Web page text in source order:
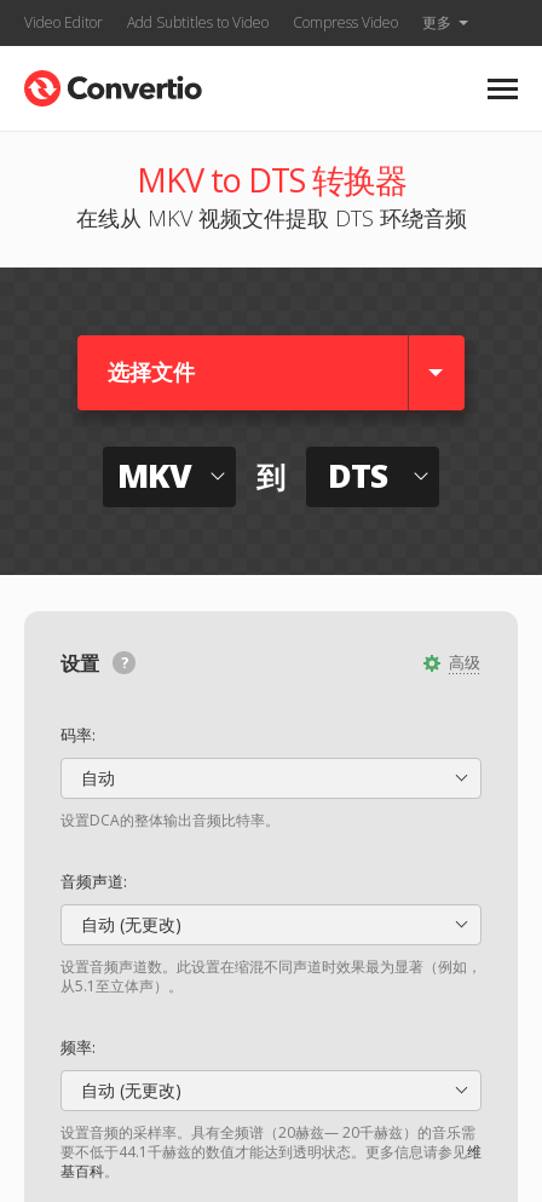
Video Editor Add Subtitles to Video Compress Video 更多
MKV to DTS 转换器
在线从 MKV 视频文件提取 DTS 环绕音频
选择文件
MKV 到 DTS
高级
设置
码率:
自动
设置DCA的整体输出音频比特率。
音频声道:
自动 (无更改)
设置音频声道数。此设置在缩混不同声道时效果最为显著（例如，
从5.1至立体声）。
频率:
自动 (无更改)
设置音频的采样率。具有全频谱（20赫兹— 20千赫兹）的音乐需
要不低于44.1千赫兹的数值才能达到透明状态。更多信息请参见维
基百科。